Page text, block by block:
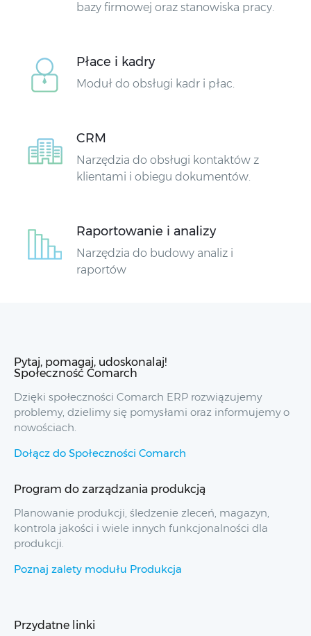
bazy firmowej oraz stanowiska pracy.
Płace i kadry
Moduł do obsługi kadr i płac.
CRM
Narzędzia do obsługi kontaktów z
klientami i obiegu dokumentów.
Raportowanie i analizy
Narzędzia do budowy analiz i
raportów
Pytaj, pomagaj, udoskonalaj!
Społeczność Comarch
Dzięki społeczności Comarch ERP rozwiązujemy
problemy, dzielimy się pomysłami oraz informujemy o
nowościach.
Dołącz do Społeczności Comarch
Program do zarządzania produkcją
Planowanie produkcji, śledzenie zleceń, magazyn,
kontrola jakości i wiele innych funkcjonalności dla
produkcji.
Poznaj zalety modułu Produkcja
Przydatne linki